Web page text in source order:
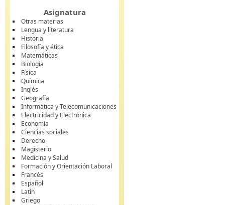
Asignatura
Otras materias
Lengua y literatura
Historia
Filosofía y ética
Matemáticas
Biología
Física
Química
Inglés
Geografía
Informática y Telecomunicaciones
Electricidad y Electrónica
Economía
Ciencias sociales
Derecho
Magisterio
Medicina y Salud
Formación y Orientación Laboral
Francés
Español
Latín
Griego